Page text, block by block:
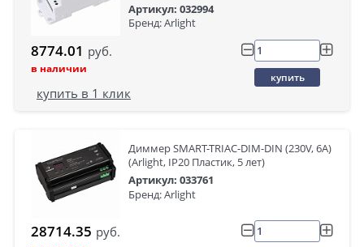
Артикул: 032994
Бренд: Arlight
8774.01 руб.
в наличии
купить
купить в 1 клик
Диммер SMART-TRIAC-DIM-DIN (230V, 6A)
(Arlight, IP20 Пластик, 5 лет)
Артикул: 033761
Бренд: Arlight
28714.35 руб.